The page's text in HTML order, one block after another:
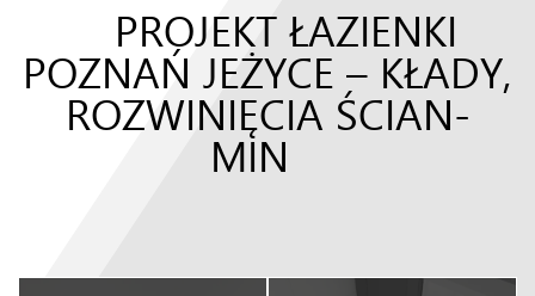
PROJEKT ŁAZIENKI
POZNAŃ JEŻYCE – KŁADY,
ROZWINIĘCIA ŚCIAN-
MIN